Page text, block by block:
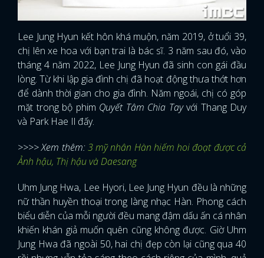
Lee Jung Hyun kết hôn khá muộn, năm 2019, ở tuổi 39,
chị lên xe hoa với bạn trai là bác sĩ. 3 năm sau đó, vào
tháng 4 năm 2022, Lee Jung Hyun đã sinh con gái đầu
lòng. Từ khi lập gia đình chị đã hoạt động thưa thớt hơn
để dành thời gian cho gia đình. Năm ngoái, chị có góp
mặt trong bộ phim Quyết Tâm Chia Tayvới Thang Duy
và Park Hae Il đấy.
>>>> Xem thêm:3 mỹ nhân Hàn hiếm hoi đoạt được cả
Ảnh hậu, Thị hậu và Daesang
Uhm Jung Hwa, Lee Hyori, Lee Jung Hyun đều là những
nữ thần huyền thoại trong làng nhạc Hàn. Phong cách
biểu diễn của mỗi người đều mang đậm dấu ấn cá nhân
khiến khán giả muốn quên cũng không được. Giờ Uhm
Jung Hwa đã ngoài 50, hai chị đẹp còn lại cũng qua 40